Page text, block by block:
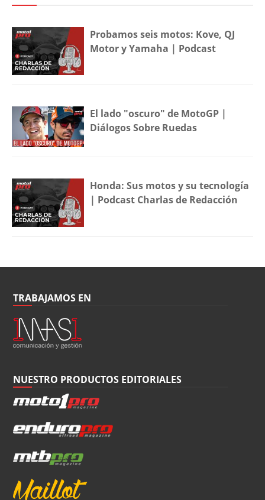
Probamos seis motos: Kove, QJ
Motor y Yamaha | Podcast
El lado "oscuro" de MotoGP |
Diálogos Sobre Ruedas
Honda: Sus motos y su tecnología
| Podcast Charlas de Redacción
TRABAJAMOS EN
NUESTRO PRODUCTOS EDITORIALES